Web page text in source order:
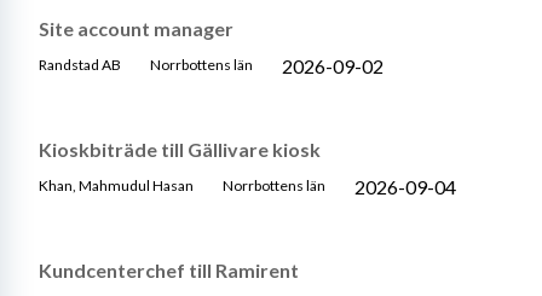
Site account manager
Randstad AB Norrbottens län 2026-09-02
Kioskbiträde till Gällivare kiosk
Khan, Mahmudul Hasan Norrbottens län 2026-09-04
Kundcenterchef till Ramirent